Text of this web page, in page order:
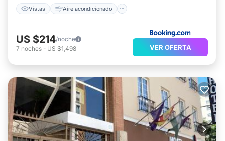
Vistas Aire acondicionado
US $214/noche
7 noches - US $1,498 VER OFERTA